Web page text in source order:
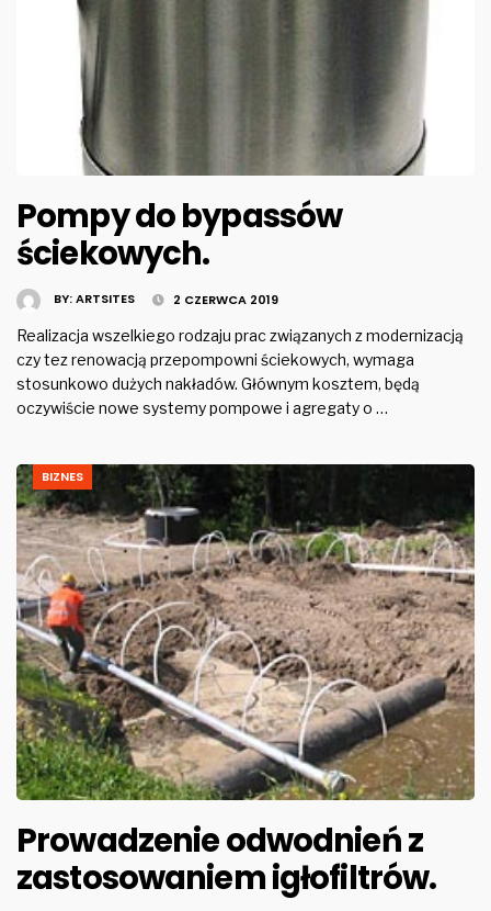
Pompy do bypassów
ściekowych.
BY:ARTSITES 2 CZERWCA 2019
Realizacja wszelkiego rodzaju prac związanych z modernizacją
czy tez renowacją przepompowni ściekowych, wymaga
stosunkowo dużych nakładów. Głównym kosztem, będą
oczywiście nowe systemy pompowe i agregaty o …
BIZNES
Prowadzenie odwodnień z
zastosowaniem igłofiltrów.